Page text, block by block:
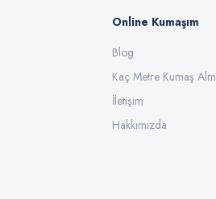
Gönder
Online Kumaşım
Blog
Kaç Metre Kumaş
İletişim
Hakkımızda